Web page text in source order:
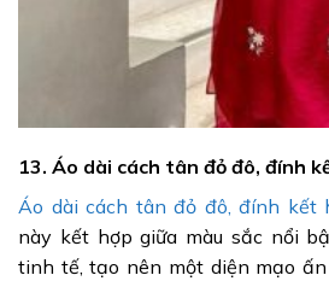
13. Áo dài cách tân đỏ đô, đính
Áo dài cách tân đỏ đô, đính kết
này kết hợp giữa màu sắc nổi
tinh tế, tạo nên một diện mạo